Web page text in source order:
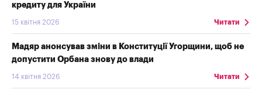
кредиту для України
15 квітня 2026 Читати
Мадяр анонсував зміни в Конституції Угорщини, щоб не
допустити Орбана знову до влади
14 квітня 2026 Читати